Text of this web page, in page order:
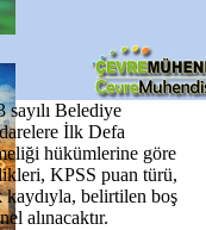
sayılı Belediye
İlk Defa
hükümlerine göre
KPSS puan türü,
kaydıyla, belirtilen boş
alınacaktır.